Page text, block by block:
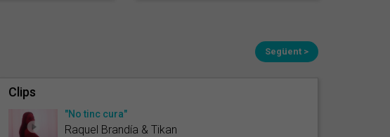
Següent >
Clips
"No tinc cura"
Raquel Brandía & Tikan